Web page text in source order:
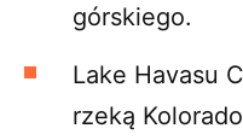
górskiego.
Lake Havasu
rzeką